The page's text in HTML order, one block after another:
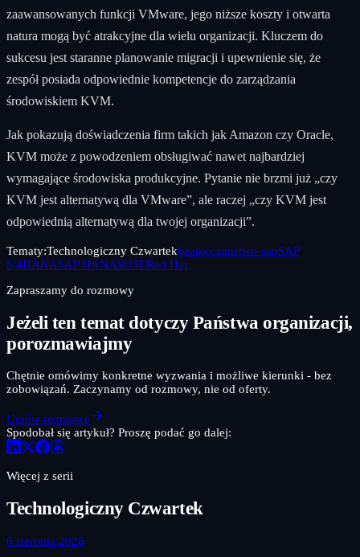
zaawansowanych funkcji VMware, jego niższe koszty i otwarta
natura mogą być atrakcyjne dla wielu organizacji. Kluczem do
sukcesu jest staranne planowanie migracji i upewnienie się, że
zespół posiada odpowiednie kompetencje do zarządzania
środowiskiem KVM.
Jak pokazują doświadczenia firm takich jak Amazon czy Oracle,
KVM może z powodzeniem obsługiwać nawet najbardziej
wymagające środowiska produkcyjne. Pytanie nie brzmi już „czy
KVM jest alternatywą dla VMware”, ale raczej „czy KVM jest
odpowiednią alternatywą dla twojej organizacji”.
Tematy:Technologiczny Czwartekbezpieczenstwo-sapSAP
S/4HANASAP HANASUSERed Hat
Zapraszamy do rozmowy
Jeżeli ten temat dotyczy Państwa organizacji,
porozmawiajmy
Chętnie omówimy konkretne wyzwania i możliwe kierunki - bez
zobowiązań. Zaczynamy od rozmowy, nie od oferty.
Umów rozmowę
Spodobał się artykuł? Proszę podać go dalej:
Więcej z serii
Technologiczny Czwartek
6 sierpnia 2026